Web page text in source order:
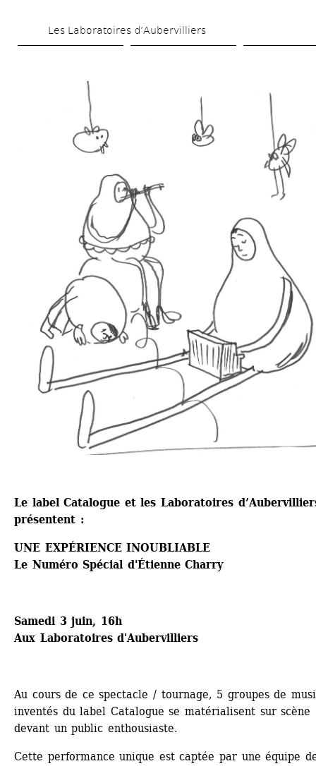
au
Les Laboratoires d’Aubervilliers
Le label Catalogue et les Laboratoires
présentent :
UNE EXPÉRIENCE INOUBLIABLE
Le Numéro Spécial d'Étienne Charry
Samedi 3 juin, 16h
Aux Laboratoires d'Aubervilliers
Au cours de ce spectacle / tournage, 5 groupes de
inventés du label Catalogue se matérialisent sur scène
devant un public enthousiaste.
Cette performance unique est captée par une équipe